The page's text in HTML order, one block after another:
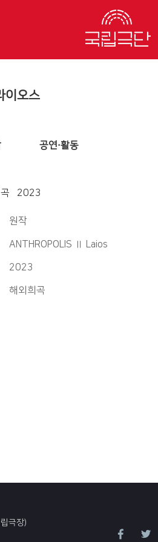
이오스
공연·활동
곡 2023
원작
ANTHROPOLIS Ⅱ Laios
2023
해외희곡
극장)